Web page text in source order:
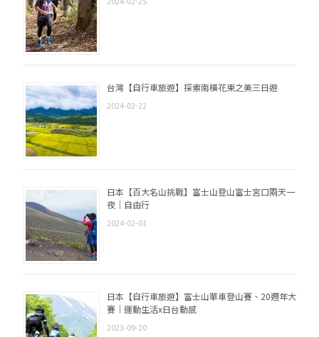
台灣【自行車旅遊】探索南橫花東之美三日遊
2024-02-22
日本【百大名山挑戰】富士山登山富士宮口兩天一
夜｜自由行
2024-02-01
日本【自行車旅遊】富士山單車登山賽、20週年大
賽｜運動生活x日台動感
2023-09-20